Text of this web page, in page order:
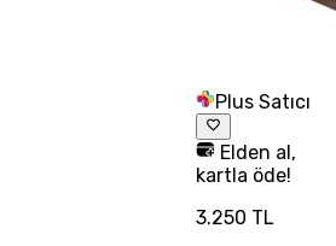
Plus Satıcı
Elden al,
kartla öde!
3.250 TL